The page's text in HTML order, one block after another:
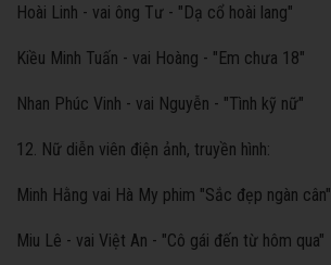
Hoài Linh - vai ông Tư - "Dạ cổ hoài lang"
Kiều Minh Tuấn - vai Hoàng - "Em chưa 18"
Nhan Phúc Vinh - vai Nguyễn - "Tình kỹ nữ"
12. Nữ diễn viên điện ảnh, truyền hình:
Minh Hằng vai Hà My phim "Sắc đẹp ngàn cân"
Miu Lê - vai Việt An - "Cô gái đến từ hôm qua"